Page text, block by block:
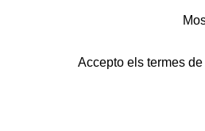
Accepto els termes de